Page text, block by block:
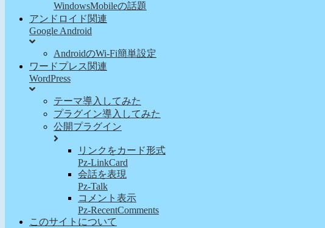
WindowsMobileの話題
アンドロイド関連
Google Android
AndroidのWi-Fi簡単設定
ワードプレス関連
WordPress
テーマ導入してみた
プラグイン導入してみた
公開プラグイン
リンクをカード形式
Pz-LinkCard
会話を表現
Pz-Talk
コメント表示
Pz-RecentComments
このサイトについて